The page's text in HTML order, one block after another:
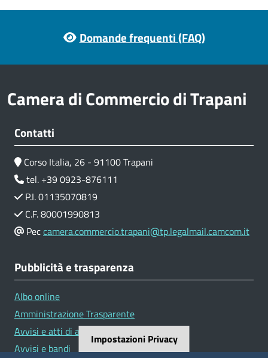
Domande frequenti (FAQ)
Camera di Commercio di Trapani
Contatti
Corso Italia, 26 - 91100 Trapani
tel. +39 0923-876111
P.I. 01135070819
C.F. 80001990813
Peccamera.commercio.trapani@tp.legalmail.camcom.it
Pubblicità e trasparenza
Albo online
Amministrazione Trasparente
Avvisi e atti di altre Amministrazioni
Avvisi e bandi
Impostazioni Privacy